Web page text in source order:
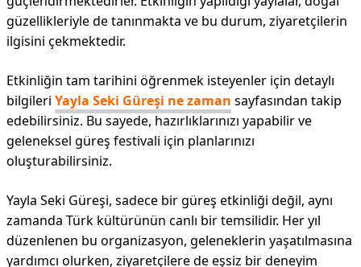
güzellikleriyle de tanınmakta ve bu durum, ziyaretçilerin
ilgisini çekmektedir.
Etkinliğin tam tarihini öğrenmek isteyenler için detaylı
bilgileri Yayla Seki Güreşi ne zaman sayfasından takip
edebilirsiniz. Bu sayede, hazırlıklarınızı yapabilir ve
geleneksel güreş festivali için planlarınızı
oluşturabilirsiniz.
Yayla Seki Güreşi, sadece bir güreş etkinliği değil, aynı
zamanda Türk kültürünün canlı bir temsilidir. Her yıl
düzenlenen bu organizasyon, geleneklerin yaşatılmasına
yardımcı olurken, ziyaretçilere de eşsiz bir deneyim